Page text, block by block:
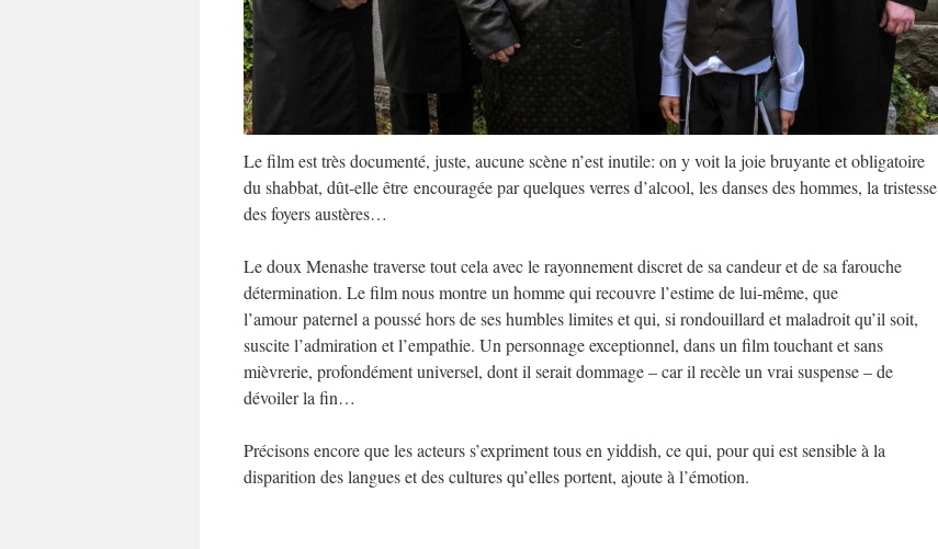
Le film est très documenté, juste, aucune scène n’est inutile: on y voit la joie bruyante et obligatoire
du shabbat, dût-elle être encouragée par quelques verres d’alcool, les danses des hommes, la tristesse
des foyers austères…
Le doux Menashe traverse tout cela avec le rayonnement discret de sa candeur et de sa farouche
détermination. Le film nous montre un homme qui recouvre l’estime de lui-même, que
l’amour paternel a poussé hors de ses humbles limites et qui, si rondouillard et maladroit qu’il soit,
suscite l’admiration et l’empathie. Un personnage exceptionnel, dans un film touchant et sans
mièvrerie, profondément universel, dont il serait dommage – car il recèle un vrai suspense – de
dévoiler la fin…
Précisons encore que les acteurs s’expriment tous en yiddish, ce qui, pour qui est sensible à la
disparition des langues et des cultures qu’elles portent, ajoute à l’émotion.